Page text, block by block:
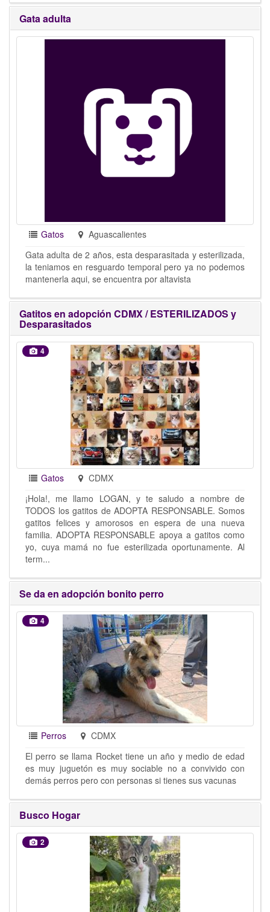
Gata adulta
Gatos
Aguascalientes
Gata adulta de 2 años, esta desparasitada y esterilizada,
la teniamos en resguardo temporal pero ya no podemos
mantenerla aqui, se encuentra por altavista
Gatitos en adopción CDMX / ESTERILIZADOS y
Desparasitados
4
Gatos
CDMX
¡Hola!, me llamo LOGAN, y te saludo a nombre de
TODOS los gatitos de ADOPTA RESPONSABLE. Somos
gatitos felices y amorosos en espera de una nueva
familia. ADOPTA RESPONSABLE apoya a gatitos como
yo, cuya mamá no fue esterilizada oportunamente. Al
term...
Se da en adopción bonito perro
4
Perros
CDMX
El perro se llama Rocket tiene un año y medio de edad
es muy juguetón es muy sociable no a convivido con
demás perros pero con personas si tienes sus vacunas
Busco Hogar
2